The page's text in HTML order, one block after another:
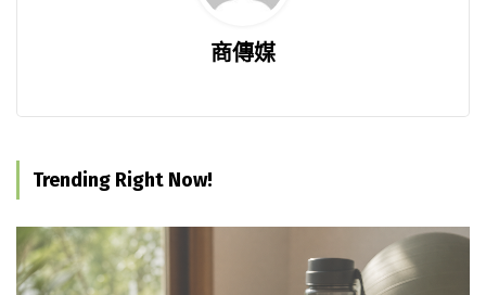
商傳媒
Trending Right Now!